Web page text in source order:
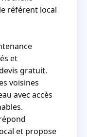
référent local
et
gratuit.
voisines
avec accès
et propose